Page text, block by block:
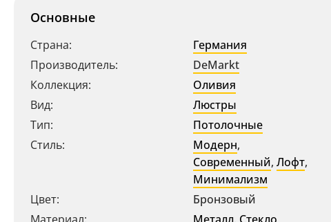
Основные
Страна:
Германия
Производитель:
DeMarkt
Коллекция:
Оливия
Вид:
Люстры
Тип:
Потолочные
Стиль:
Модерн,
Современный, Лофт,
Минимализм
Цвет:
Бронзовый